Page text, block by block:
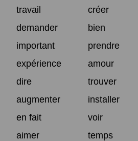
travail
créer
demander
bien
important
prendre
expérience
amour
dire
trouver
augmenter
installer
en fait
voir
aimer
temps